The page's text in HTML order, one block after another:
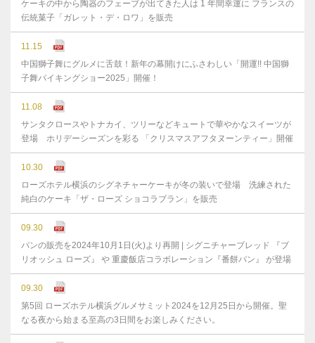
ケーキの中から陶器のフェーブが出てきた人は 1 年間幸運に フランスの
伝統菓子「ガレット・デ・ロワ」を販売
11.15
中国獅子舞にグルメに舌鼓！新年の幕開けにふさわしい「開運!! 中国獅
子舞バイキングショー2025」開催！
11.08
サンタクロースやトナカイ、ツリーなどキュートで華やかなスイーツが
登場 ホリデーシーズンを彩る 「クリスマスアフタヌーンティー」開催
10.30
ローズホテル横浜のシグネチャーケーキが冬の装いで登場 洗練された
純白のケーキ「ザ・ローズ ショコラブラン」を販売
09.30
パンの販売を2024年10月1日(火)より再開 | シグニチャーブレッド 『ブ
リオッシュ ローズ』 や 重慶飯店コラボレーション『番餅パン』 が登場
09.30
第5回 ローズホテル横浜グルメサミット2024を12月25日から開催。聖
なる夜から始まる至高の3日間をお楽しみください。